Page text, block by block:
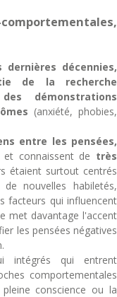
décennies,
de la recherche
démonstrations
(anxiété, phobies,
entre les pensées,
et connaissent de très
étaient surtout centrés
nouvelles habiletés,
facteurs qui influencent
met davantage l'accent
les pensées négatives
intégrés qui entrent
comportementales
conscience ou la